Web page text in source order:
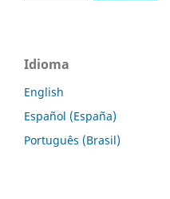
Idioma
English
Español (España)
Português (Brasil)